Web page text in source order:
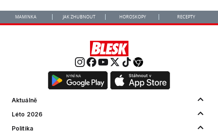
MAMINKA JAK ZHUBNOUT HOROSKOPY RECEPTY
Aktuálně
Léto 2026
Politika